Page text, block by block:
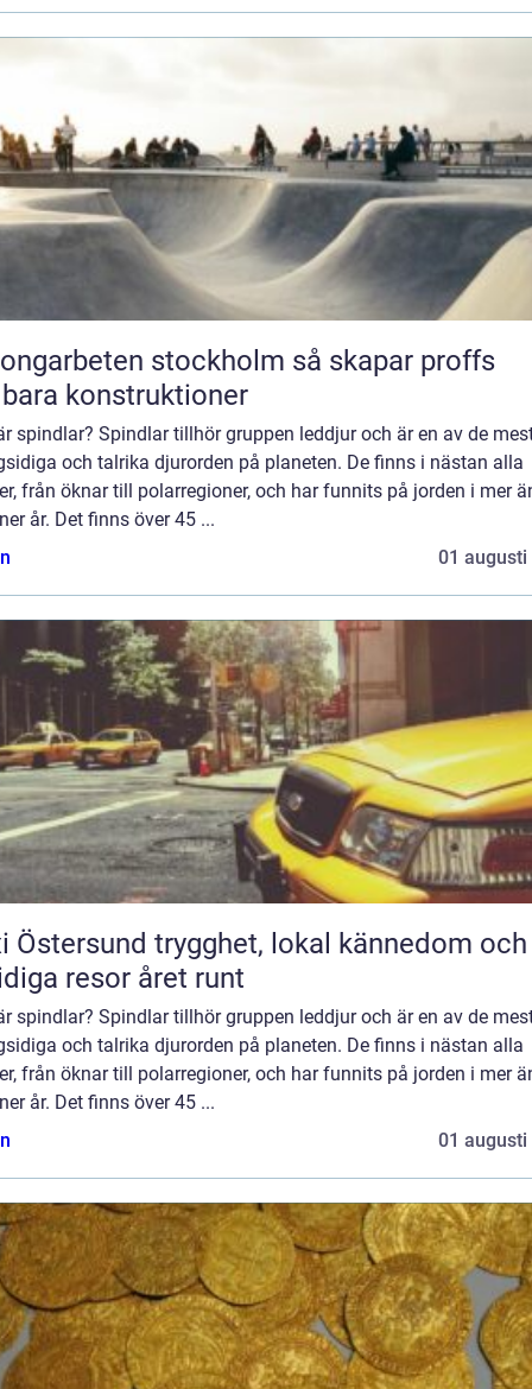
stockholm så skapar proffs
konstruktioner
spindlar? Spindlar tillhör gruppen leddjur och är en av de
och talrika djurorden på planeten. De finns i nästan alla
från öknar till polarregioner, och har funnits på jorden i mer
år. Det finns över 45 ...
01 augusti
trygghet, lokal kännedom och
resor året runt
spindlar? Spindlar tillhör gruppen leddjur och är en av de
och talrika djurorden på planeten. De finns i nästan alla
från öknar till polarregioner, och har funnits på jorden i mer
år. Det finns över 45 ...
01 augusti